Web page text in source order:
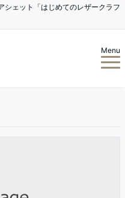
シェット「はじめてのレザークラフ
Menu